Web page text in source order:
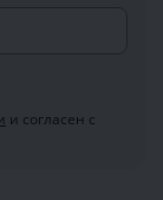
и согласен с